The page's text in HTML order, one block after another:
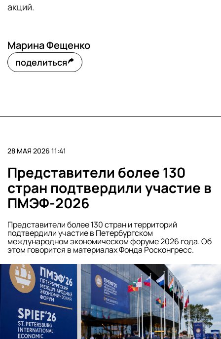
акций.
Марина Фещенко
поделиться
28 МАЯ 2026 11:41
Представители более 130
стран подтвердили участие в
ПМЭФ-2026
Представители более 130 стран и территорий
подтвердили участие в Петербургском
международном экономическом форуме 2026 года. Об
этом говорится в материалах Фонда Росконгресс.